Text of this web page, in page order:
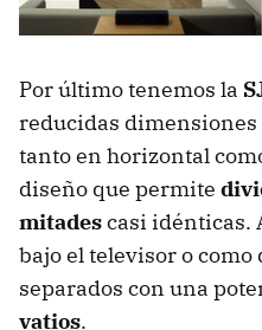
Por último tenemos la
reducidas dimensiones
tanto en horizontal
diseño que permite
mitadescasi idénticas.
bajo el televisor o como
separados con una
vatios.